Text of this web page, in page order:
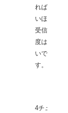
れば多
いほど
受信感
度は良
いで
す。
4チュー